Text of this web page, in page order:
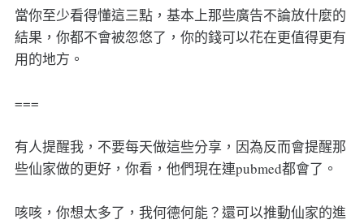
當你至少看得懂這三點，基本上那些廣告不論放什麼的
結果，你都不會被忽悠了，你的錢可以花在更值得更有
用的地方。
===
有人提醒我，不要每天做這些分享，因為反而會提醒那
些仙家做的更好，你看，他們現在連pubmed都會了。
咳咳，你想太多了，我何德何能？還可以推動仙家的進